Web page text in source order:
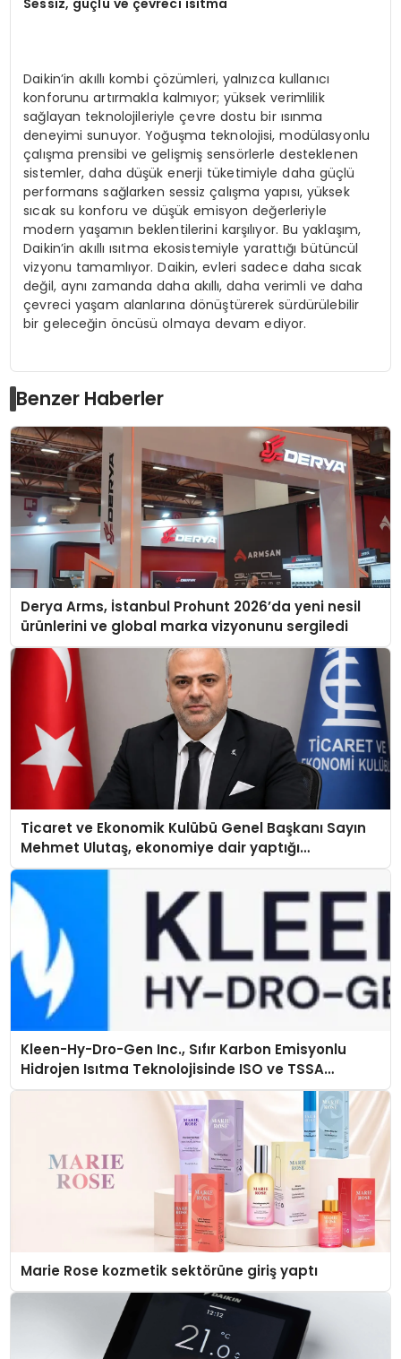
Sessiz, güçlü ve çevreci ısıtma
Daikin’in akıllı kombi çözümleri, yalnızca kullanıcı
konforunu artırmakla kalmıyor; yüksek verimlilik
sağlayan teknolojileriyle çevre dostu bir ısınma
deneyimi sunuyor. Yoğuşma teknolojisi, modülasyonlu
çalışma prensibi ve gelişmiş sensörlerle desteklenen
sistemler, daha düşük enerji tüketimiyle daha güçlü
performans sağlarken sessiz çalışma yapısı, yüksek
sıcak su konforu ve düşük emisyon değerleriyle
modern yaşamın beklentilerini karşılıyor. Bu yaklaşım,
Daikin’in akıllı ısıtma ekosistemiyle yarattığı bütüncül
vizyonu tamamlıyor. Daikin, evleri sadece daha sıcak
değil, aynı zamanda daha akıllı, daha verimli ve daha
çevreci yaşam alanlarına dönüştürerek sürdürülebilir
bir geleceğin öncüsü olmaya devam ediyor.
Benzer Haberler
Derya Arms, İstanbul Prohunt 2026’da yeni nesil
ürünlerini ve global marka vizyonunu sergiledi
Ticaret ve Ekonomik Kulübü Genel Başkanı Sayın
Mehmet Ulutaş, ekonomiye dair yaptığı
açıklamada şunları kaydetti:
Kleen-Hy-Dro-Gen Inc., Sıfır Karbon Emisyonlu
Hidrojen Isıtma Teknolojisinde ISO ve TSSA
Düzenleyici Onaylarını Aldı
Marie Rose kozmetik sektörüne giriş yaptı